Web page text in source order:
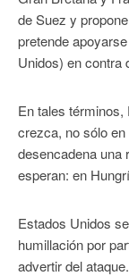
de Suez y
pretende
Unidos) en contra
En tales
crezca, no sólo
desencadena una
esperan: en
Estados Unidos
humillación por
advertir del